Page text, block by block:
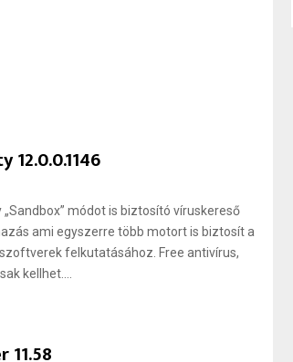
12.0.0.1146
módot is biztosító víruskereső
ami egyszerre több motort is biztosít a
felkutatásához. Free antivírus,
kellhet....
11.58